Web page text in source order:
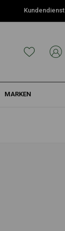
Kundendienst
MARKEN